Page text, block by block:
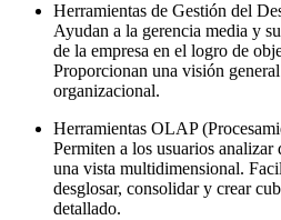
Herramientas de Gestión del
Ayudan a la gerencia media y
de la empresa en el logro de
Proporcionan una visión
organizacional.
Herramientas OLAP
Permiten a los usuarios analizar
una vista multidimensional.
desglosar, consolidar y crear
detallado.